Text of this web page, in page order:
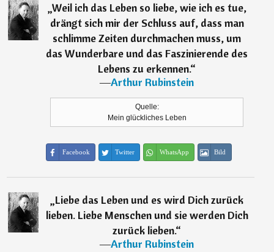
„Weil ich das Leben so liebe, wie ich es tue,
drängt sich mir der Schluss auf, dass man
schlimme Zeiten durchmachen muss, um
das Wunderbare und das Faszinierende des
Lebens zu erkennen.“
―Arthur Rubinstein
Quelle:
Mein glückliches Leben
Facebook Twitter WhatsApp Bild
„Liebe das Leben und es wird Dich zurück
lieben. Liebe Menschen und sie werden Dich
zurück lieben.“
―Arthur Rubinstein